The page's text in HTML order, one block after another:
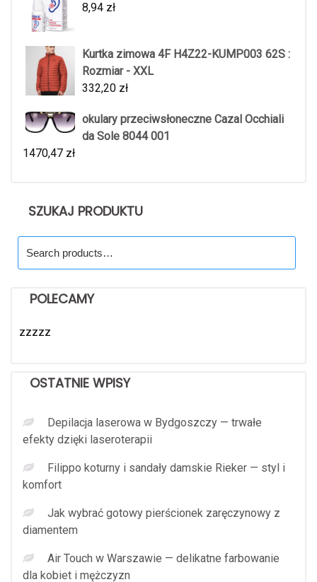
8,94 zł
Kurtka zimowa 4F H4Z22-KUMP003 62S :
Rozmiar - XXL
332,20 zł
okulary przeciwsłoneczne Cazal Occhiali
da Sole 8044 001
1470,47 zł
SZUKAJ PRODUKTU
for:
POLECAMY
zzzzz
OSTATNIE WPISY
Depilacja laserowa w Bydgoszczy — trwałe
efekty dzięki laseroterapii
Filippo koturny i sandały damskie Rieker — styl i
komfort
Jak wybrać gotowy pierścionek zaręczynowy z
diamentem
Air Touch w Warszawie — delikatne farbowanie
dla kobiet i mężczyzn